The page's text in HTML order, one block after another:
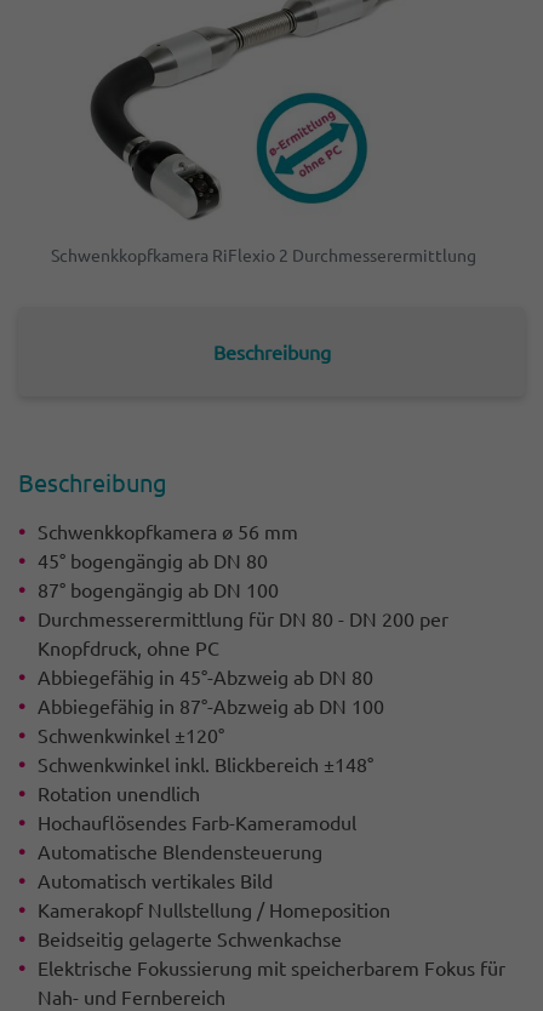
Schwenkkopfkamera RiFlexio 2 Durchmesserermittlung
Beschreibung
Beschrei­bung
Schwenkkopfkamera ø 56 mm
45° bogengängig ab DN 80
87° bogengängig ab DN 100
Durchmesserermittlung für DN 80 - DN 200 per
Knopfdruck, ohne PC
Abbiegefähig in 45°-Abzweig ab DN 80
Abbiegefähig in 87°-Abzweig ab DN 100
Schwenkwinkel ±120°
Schwenkwinkel inkl. Blickbereich ±148°
Rotation unendlich
Hochauflösendes Farb-Kameramodul
Automatische Blendensteuerung
Automatisch vertikales Bild
Kamerakopf Nullstellung / Homeposition
Beidseitig gelagerte Schwenkachse
Elektrische Fokussierung mit speicherbarem Fokus für
Nah- und Fernbereich